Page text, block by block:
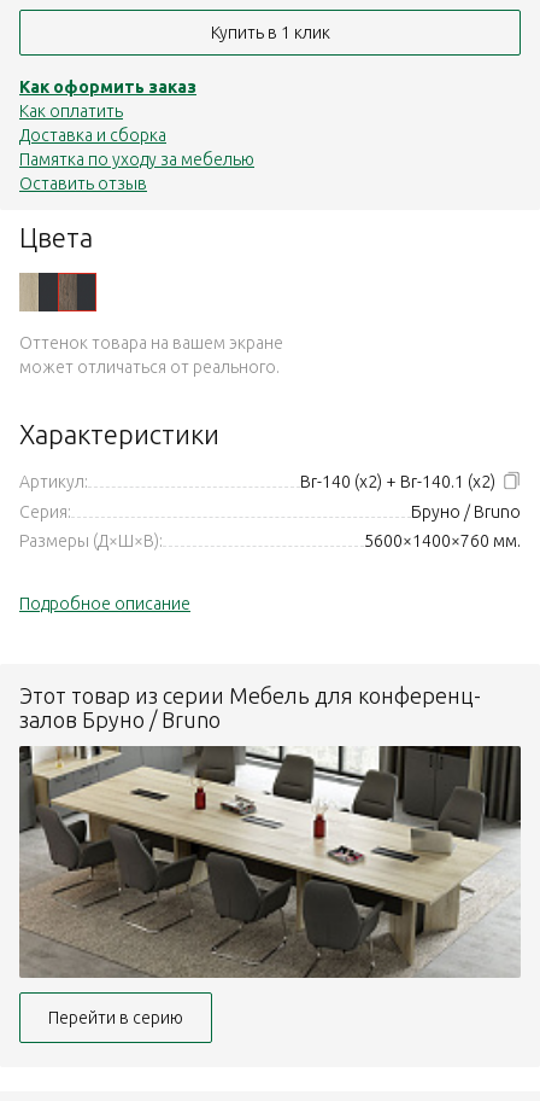
Цвета
Оттенок товара на вашем экране
может отличаться от реального.
Характеристики
Артикул:
Br-140 (x2) + Br-140.1 (x2)
Серия:
Бруно / Bruno
Размеры (Д×Ш×В):
5600×1400×760 мм.
Подробное описание
Купить в 1 клик
Как оформить заказ
Как оплатить
Доставка и сборка
Памятка по уходу за мебелью
Оставить отзыв
Этот товар из серии Мебель для конференц-
залов Бруно / Bruno
Перейти в серию